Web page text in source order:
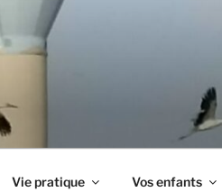
Vie pratique Vos enfants